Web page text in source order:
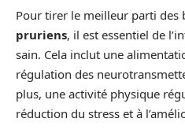
Pour tirer le meilleur parti des
pruriens, il est essentiel de
sain. Cela inclut une
régulation des
plus, une activité physique
réduction du stress et à